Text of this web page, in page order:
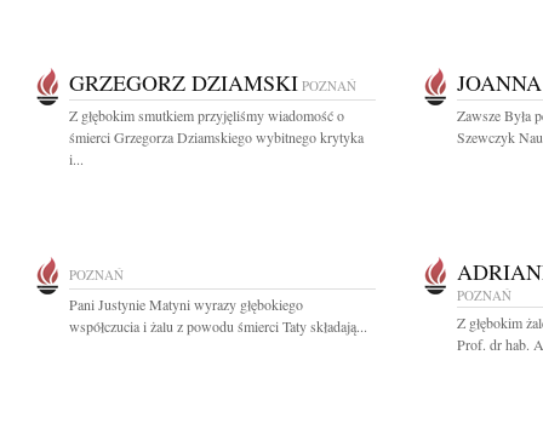
GRZEGORZ DZIAMSKI POZNAŃ
Z głębokim smutkiem przyjęliśmy wiadomość o
śmierci Grzegorza Dziamskiego wybitnego krytyka
i...
Zawsze Była
Szewczyk
POZNAŃ
Pani Justynie Matyni wyrazy głębokiego
współczucia i żalu z powodu śmierci Taty składają...
POZNAŃ
Z głębokim
Prof. dr hab.